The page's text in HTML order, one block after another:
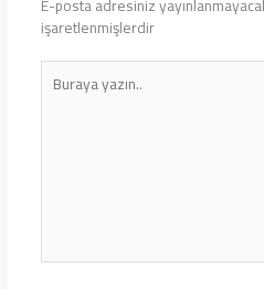
işaretlenmişlerdir
Buraya
yazın..